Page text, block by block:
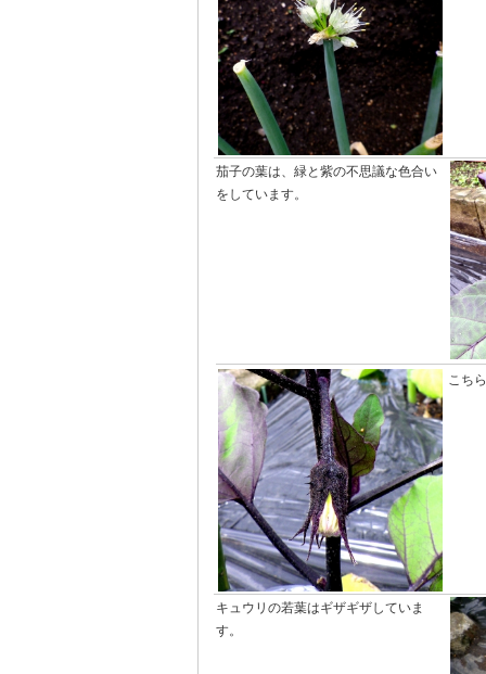
茄子の葉は、緑と紫の不思議な色合い
をしています。
こち
キュウリの若葉はギザギザしていま
す。